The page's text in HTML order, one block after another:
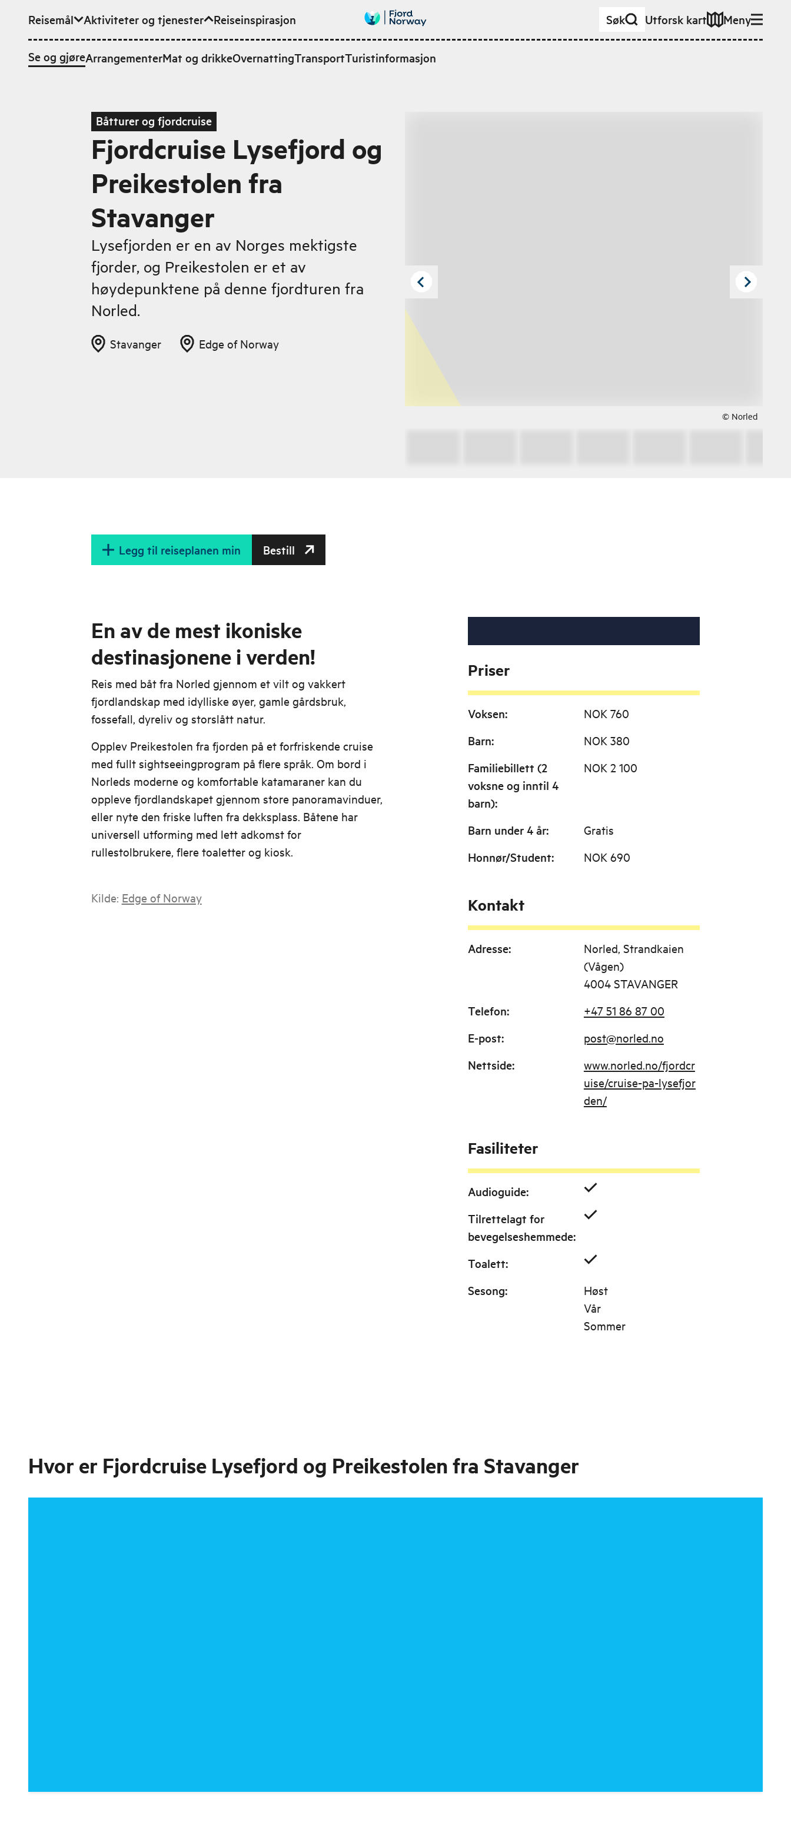
Hopp til hovedinnhold
Reisemål Aktiviteter og tjenester
Se og gjøreArrangementerMat og drikkeOvernattingTransportTuristinformasjon
Reiseinspirasjon Søk Utforsk kart Meny
Båtturer og fjordcruise
Fjordcruise Lysefjord og
Preikestolen fra
Stavanger
Lysefjorden er en av Norges mektigste
fjorder, og Preikestolen er et av
høydepunktene på denne fjordturen fra
Norled.
Stavanger Edge of Norway
© Norled
Legg til reiseplanen min Bestill
En av de mest ikoniske
destinasjonene i verden!
Reis med båt fra Norled gjennom et vilt og vakkert
fjordlandskap med idylliske øyer, gamle gårdsbruk,
fossefall, dyreliv og storslått natur.
Opplev Preikestolen fra fjorden på et forfriskende cruise
med fullt sightseeingprogram på flere språk. Om bord i
Norleds moderne og komfortable katamaraner kan du
oppleve fjordlandskapet gjennom store panoramavinduer,
eller nyte den friske luften fra dekksplass. Båtene har
universell utforming med lett adkomst for
rullestolbrukere, flere toaletter og kiosk.
Kilde: Edge of Norway
Priser
Voksen: NOK 760
Barn: NOK 380
Familiebillett (2
voksne og inntil 4
barn):
NOK 2 100
Barn under 4 år: Gratis
Honnør/Student: NOK 690
Kontakt
Adresse:
Norled, Strandkaien
(Vågen)
4004 STAVANGER
Telefon: +47 51 86 87 00
E-post: post@norled.no
Nettside:
www.norled.no/fjordcr
uise/cruise-pa-lysefjor
den/
Fasiliteter
Audioguide:
Tilrettelagt for
bevegelseshemmede:
Toalett:
Sesong:
Høst
Vår
Sommer
Hvor er Fjordcruise Lysefjord og Preikestolen fra Stavanger